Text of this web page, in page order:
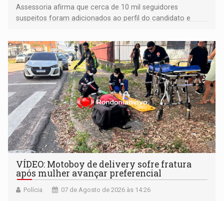
Assessoria afirma que cerca de 10 mil seguidores
suspeitos foram adicionados ao perfil do candidato e
remover as contas
VÍDEO: Motoboy de delivery sofre fratura
após mulher avançar preferencial
Polícia 07 de Agosto de 2026 às 14:26